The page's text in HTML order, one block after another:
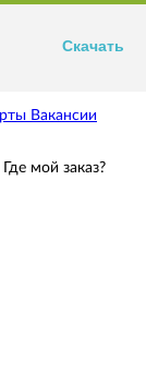
Вакансии
Где мой заказ?
Скачать